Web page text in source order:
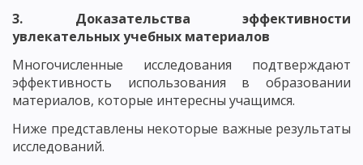
3. Доказательства эффективности
увлекательных учебных материалов
Многочисленные исследования подтверждают
эффективность использования в образовании
материалов, которые интересны учащимся.
Ниже представлены некоторые важные результаты
исследований.